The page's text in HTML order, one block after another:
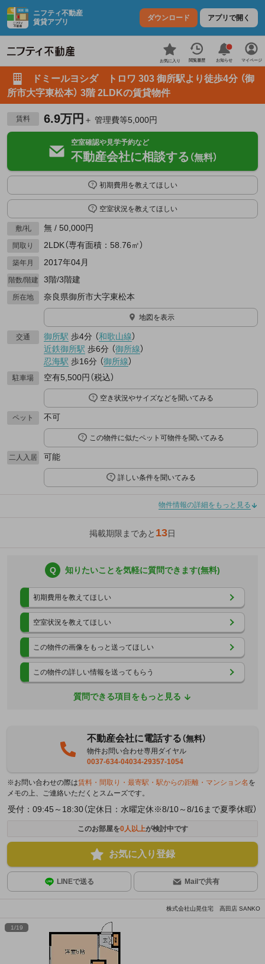
ニフティ不動産
賃貸アプリ
ダウンロード アプリで開く
お気に入り 閲覧履歴 お知らせ マイページ
ドミールヨシダ トロワ 303 御所駅より徒歩4分 （御
所市大字東松本） 3階 2LDKの賃貸物件
賃料 6.9万円 ＋ 管理費等5,000円
空室確認や見学予約など
不動産会社に相談する （無料）
初期費用を教えてほしい
空室状況を教えてほしい
敷/礼 無 / 50,000円
間取り 2LDK（専有面積：58.76㎡）
築年月 2017年04月
階数/階建 3階/3階建
所在地 奈良県御所市大字東松本
地図を表示
交通 御所駅 歩4分 （和歌山線）
近鉄御所駅 歩6分 （御所線）
忍海駅 歩16分 （御所線）
駐車場 空有5,500円（税込）
空き状況やサイズなどを聞いてみる
ペット 不可
この物件に似たペット可物件を聞いてみる
二人入居 可能
詳しい条件を聞いてみる
物件情報の詳細をもっと見る
掲載期限まであと 13日
Q 知りたいことを気軽に質問できます(無料)
初期費用を教えてほしい
空室状況を教えてほしい
この物件の画像をもっと送ってほしい
この物件の詳しい情報を送ってもらう
質問できる項目をもっと見る
不動産会社に電話する（無料）
物件お問い合わせ専用ダイヤル
0037-634-04034-29357-1054
※お問い合わせの際は賃料・間取り・最寄駅・駅からの距離・マンション名 を
メモの上、ご連絡いただくとスムーズです。
受付：09:45～18:30（定休日：水曜定休※8/10～8/16まで夏季休暇）
このお部屋を0人以上が検討中です
お気に入り登録
LINEで送る Mailで共有
株式会社山晃住宅 高田店 SANKO
1/19